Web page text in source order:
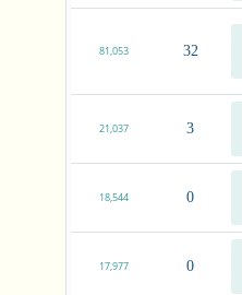
32
81,053
3
21,037
0
18,544
0
17,977